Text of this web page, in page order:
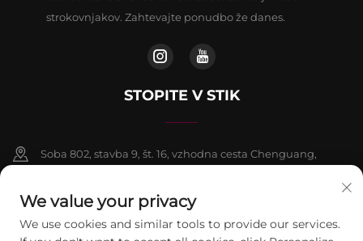
strokovnjakov. Zahtevajte ponudbo že danes.
STOPITE V STIK
Soba 802, stavba 9, št. 16, vzhodna cesta Chenguang,
+86-13911459627
We value your privacy
We use cookies and similar tools to provide our services.